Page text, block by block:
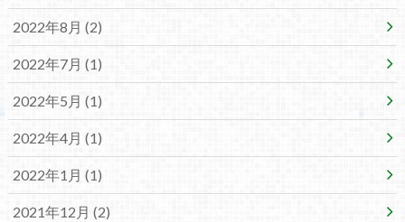
2022年8月 (2)
2022年7月 (1)
2022年5月 (1)
2022年4月 (1)
2022年1月 (1)
2021年12月 (2)